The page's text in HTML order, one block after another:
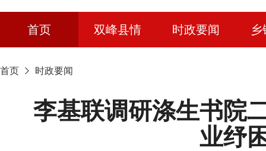
首页 双峰县情 时政要闻
首页 时政要闻
李基联调研涤生书院
业纾